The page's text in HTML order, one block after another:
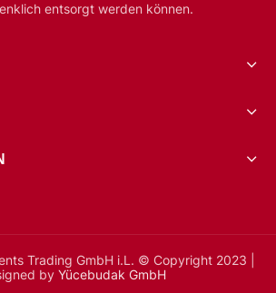
entsorgt werden können.
Trading GmbH i.L. © Copyright 2023 |
by Yücebudak GmbH